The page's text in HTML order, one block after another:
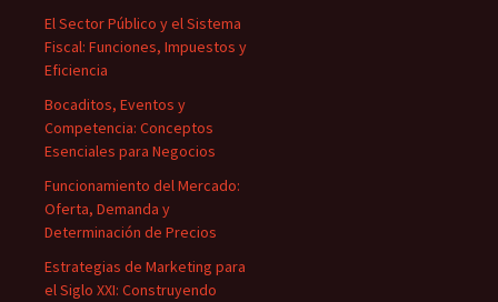
El Sector Público y el Sistema
Fiscal: Funciones, Impuestos y
Eficiencia
Bocaditos, Eventos y
Competencia: Conceptos
Esenciales para Negocios
Funcionamiento del Mercado:
Oferta, Demanda y
Determinación de Precios
Estrategias de Marketing para
el Siglo XXI: Construyendo